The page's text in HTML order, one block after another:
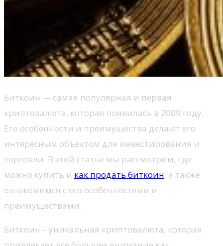
Биткоин — самая популярная и первая
криптовалюта, которая появилась в 2009 году.
Его особенности и преимущества делают его
интересным объектом для инвестирования и
торговли. В этой статье мы рассмотрим, где
можно купить и как продать биткоин, а также
ознакомимся с его особенностями и
преимуществами.
Биткоин – уникальная криптовалюта, которая